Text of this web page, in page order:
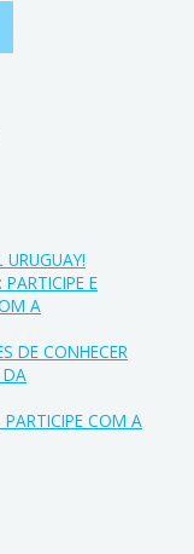
E
A
DE CONHECER
DA
COM A